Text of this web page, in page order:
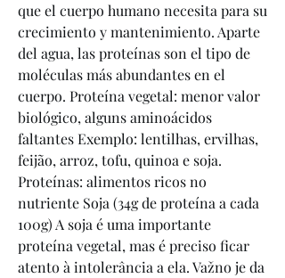
que el cuerpo humano necesita para su
crecimiento y mantenimiento. Aparte
del agua, las proteínas son el tipo de
moléculas más abundantes en el
cuerpo. Proteína vegetal: menor valor
biológico, alguns aminoácidos
faltantes Exemplo: lentilhas, ervilhas,
feijão, arroz, tofu, quinoa e soja.
Proteínas: alimentos ricos no
nutriente Soja (34g de proteína a cada
100g) A soja é uma importante
proteína vegetal, mas é preciso ficar
atento à intolerância a ela. Važno je da